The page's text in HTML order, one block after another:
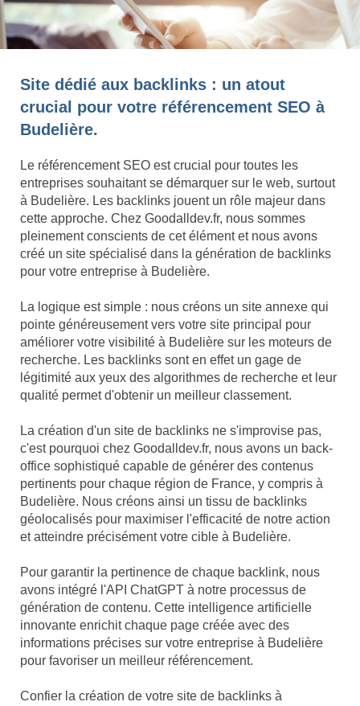
Site dédié aux backlinks : un atout
crucial pour votre référencement SEO à
Budelière.
Le référencement SEO est crucial pour toutes les
entreprises souhaitant se démarquer sur le web, surtout
à Budelière. Les backlinks jouent un rôle majeur dans
cette approche. Chez Goodalldev.fr, nous sommes
pleinement conscients de cet élément et nous avons
créé un site spécialisé dans la génération de backlinks
pour votre entreprise à Budelière.
La logique est simple : nous créons un site annexe qui
pointe généreusement vers votre site principal pour
améliorer votre visibilité à Budelière sur les moteurs de
recherche. Les backlinks sont en effet un gage de
légitimité aux yeux des algorithmes de recherche et leur
qualité permet d'obtenir un meilleur classement.
La création d'un site de backlinks ne s'improvise pas,
c'est pourquoi chez Goodalldev.fr, nous avons un back-
office sophistiqué capable de générer des contenus
pertinents pour chaque région de France, y compris à
Budelière. Nous créons ainsi un tissu de backlinks
géolocalisés pour maximiser l'efficacité de notre action
et atteindre précisément votre cible à Budelière.
Pour garantir la pertinence de chaque backlink, nous
avons intégré l'API ChatGPT à notre processus de
génération de contenu. Cette intelligence artificielle
innovante enrichit chaque page créée avec des
informations précises sur votre entreprise à Budelière
pour favoriser un meilleur référencement.
Confier la création de votre site de backlinks à